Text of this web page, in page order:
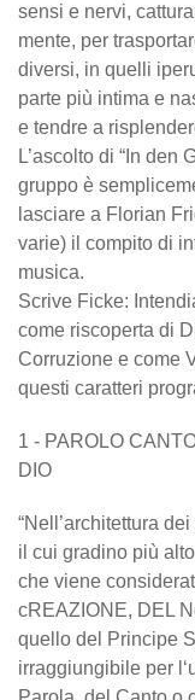
sensi e nervi,
mente, per
diversi, in quelli
parte più intima e
e tendre a
L’ascolto di “In den
gruppo è
lasciare a Florian
varie) il compito di
musica.
Scrive Ficke:
come riscoperta di
Corruzione e come
questi caratteri
1 - PAROLO
DIO
“Nell’architettura
il cui gradino più
che viene
cREAZIONE, DEL
quello del Principe
irraggiungibile per